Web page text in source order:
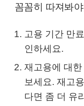
꼼꼼히 따져봐
고용 기간 만
인하세요.
재고용에 대
보세요. 재고
다면 좀 더 유